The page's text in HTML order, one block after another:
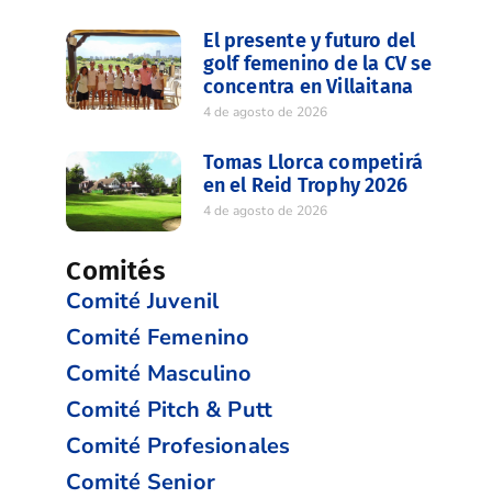
El presente y futuro del
golf femenino de la CV se
concentra en Villaitana
4 de agosto de 2026
Tomas Llorca competirá
en el Reid Trophy 2026
4 de agosto de 2026
Comités
Comité Juvenil
Comité Femenino
Comité Masculino
Comité Pitch & Putt
Comité Profesionales
Comité Senior